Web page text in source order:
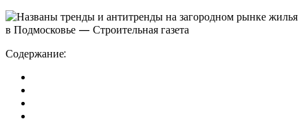
Содержание: